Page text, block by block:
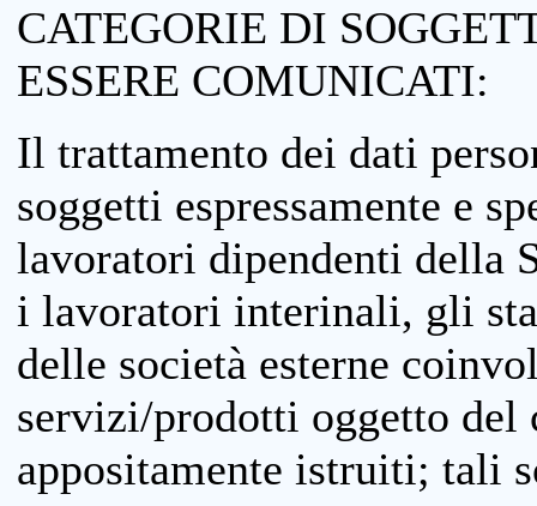
CATEGORIE DI
ESSERE COMUNICATI:
Il trattamento dei dati
soggetti espressamente e
lavoratori dipendenti della
i lavoratori interinali, gli
delle società esterne
servizi/prodotti oggetto
appositamente istruiti; tali